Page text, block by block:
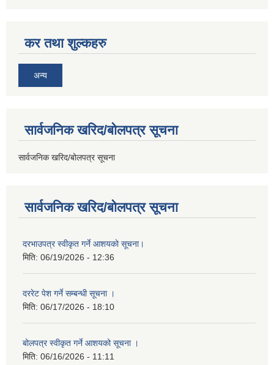
कर तथा शुल्कहरु
अन्य
सार्वजनिक खरिद/बोलपत्र सूचना
सार्वजनिक खरिद/बोलपत्र सूचना
सार्वजनिक खरिद/बोलपत्र सूचना
दरभाउपत्र स्वीकृत गर्ने आशयको सूचना।
मिति: 06/19/2026 - 12:36
दररेट पेश गर्ने सम्बन्धी सूचना ।
मिति: 06/17/2026 - 18:10
बोलपत्र स्वीकृत गर्ने आशयको सूचना ।
मिति: 06/16/2026 - 11:11